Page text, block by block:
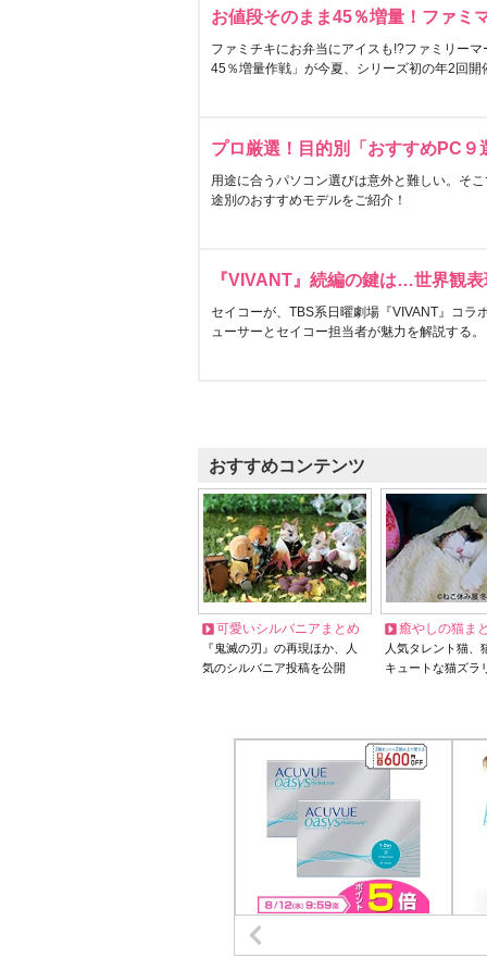
お値段そのまま45％増量！ファミ
ファミチキにお弁当にアイスも!?ファミリー
45％増量作戦」が今夏、シリーズ初の年2回開
プロ厳選！目的別「おすすめPC９
用途に合うパソコン選びは意外と難しい。そ
途別のおすすめモデルをご紹介！
『VIVANT』続編の鍵は…世界観
セイコーが、TBS系日曜劇場『VIVANT』コラ
ューサーとセイコー担当者が魅力を解説する。
おすすめコンテンツ
可愛いシルバニアまとめ
『鬼滅の刃』の再現ほか、人
気のシルバニア投稿を公開
癒やしの猫ま
人気タレント猫
キュートな猫ズラ